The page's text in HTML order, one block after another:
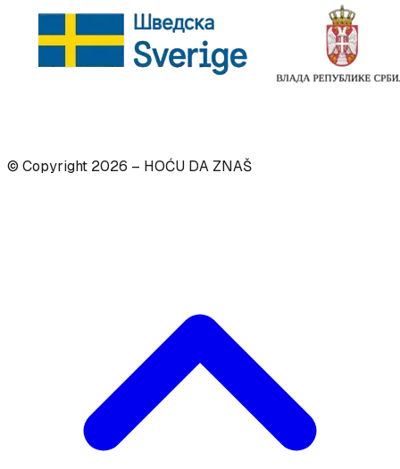
© Copyright 2026 – HOĆU DA ZNAŠ